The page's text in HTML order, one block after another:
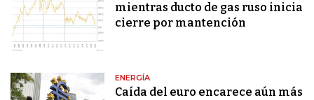
mientras ducto de gas ruso inicia
cierre por mantención
ENERGÍA
Caída del euro encarece aún más